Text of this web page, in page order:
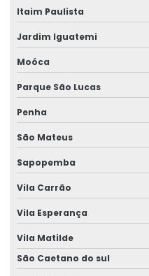
Empresa de locação de
Empresa de locação de
Fornecedor de gerador
Fornecedor de gerador de
Fornecedores de geradores
Fornecedores de geradores
Fornecedores de geradores
Gerador 100 kva
Itaim Paulista
Jardim Iguatemi
Moóca
Parque São Lucas
Penha
São Mateus
Sapopemba
Vila Carrão
Vila Esperança
Vila Matilde
São Caetano do sul